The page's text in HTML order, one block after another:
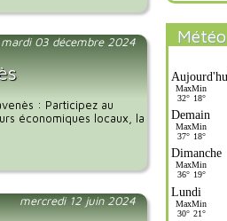
mardi 03 décembre 2024
: Participez au
économiques locaux, la
mercredi 12 juin 2024
Météo